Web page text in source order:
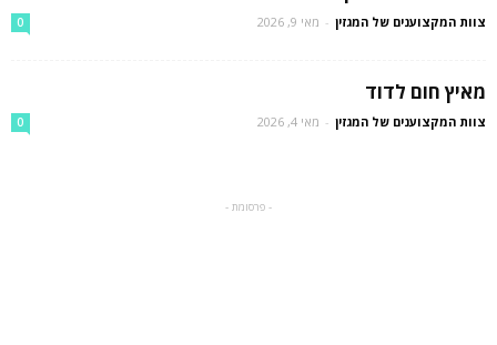
צוות המקצוענים של המגזין - מאי 9, 2026 0
מאיץ חום לדוד
צוות המקצוענים של המגזין - מאי 4, 2026 0
- פרסומת -